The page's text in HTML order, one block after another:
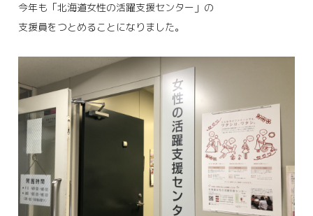
今年も「北海道女性の活躍支援センター」の
支援員をつとめることになりました。